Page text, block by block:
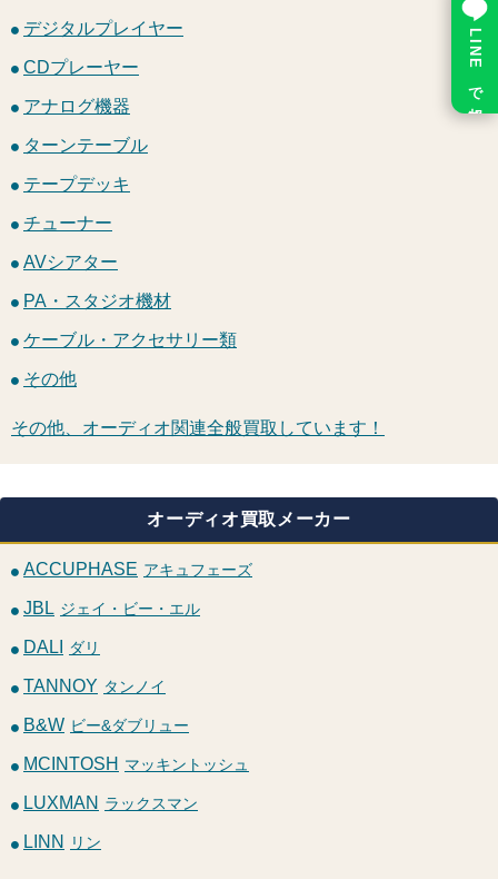
デジタルプレイヤー
CDプレーヤー
アナログ機器
ターンテーブル
テープデッキ
チューナー
AVシアター
PA・スタジオ機材
ケーブル・アクセサリー類
その他
その他、オーディオ関連全般買取しています！
オーディオ買取メーカー
ACCUPHASE アキュフェーズ
JBL ジェイ・ビー・エル
DALI ダリ
TANNOY タンノイ
B&W ビー&ダブリュー
MCINTOSH マッキントッシュ
LUXMAN ラックスマン
LINN リン
LINE で相談